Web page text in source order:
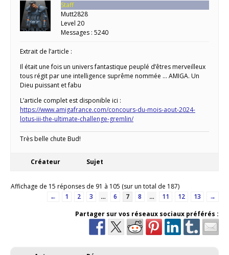
Staff
Mutt2828
Level 20
Messages : 5240
Extrait de l’article :
Il était une fois un univers fantastique peuplé d’êtres merveilleux
tous régit par une intelligence suprême nommée … AMIGA. Un
Dieu puissant et fabu
L’article complet est disponible ici :
https://www.amigafrance.com/concours-du-mois-aout-2024-
lotus-iii-the-ultimate-challenge-gremlin/
Très belle chute Bud!
Créateur Sujet
Affichage de 15 réponses de 91 à 105 (sur un total de 187)
←
1 2 3 … 6 7 8 … 11 12 13
→
Partager sur vos réseaux sociaux préférés :